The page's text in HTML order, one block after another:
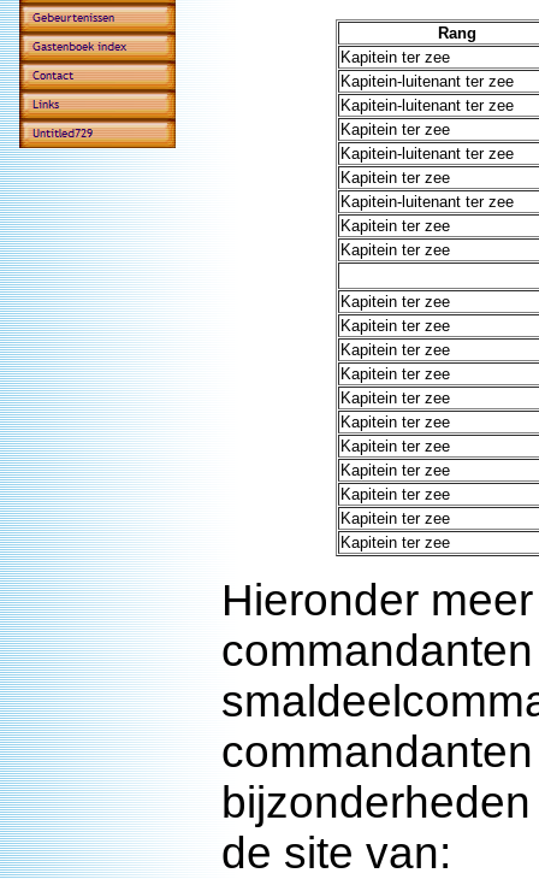
Rang
Kapitein ter zee
Kapitein-luitenant ter zee
Kapitein-luitenant ter zee
Kapitein ter zee
Kapitein-luitenant ter zee
Kapitein ter zee
Kapitein-luitenant ter zee
Kapitein ter zee
Kapitein ter zee
Kapitein ter zee
Kapitein ter zee
Kapitein ter zee
Kapitein ter zee
Kapitein ter zee
Kapitein ter zee
Kapitein ter zee
Kapitein ter zee
Kapitein ter zee
Kapitein ter zee
Kapitein ter zee
Hieronder
de site van: